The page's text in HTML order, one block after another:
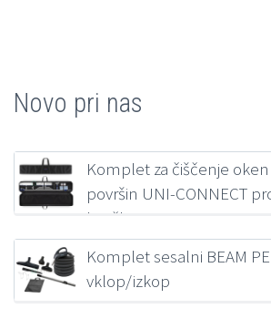
Novo pri nas
Komplet za čiščenje
površin UNI-CONNECT
kovčku FILMOP
207,00€z DDV
Komplet sesalni BEAM
vklop/izkop